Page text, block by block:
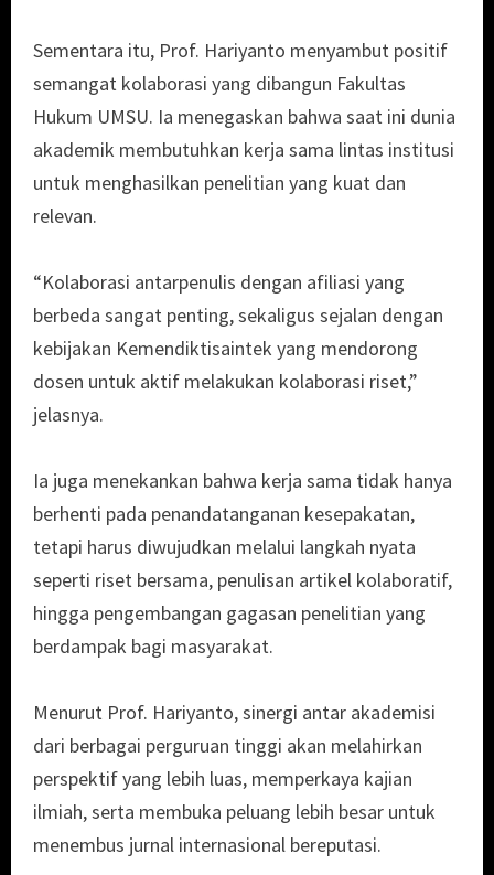
Sementara itu, Prof. Hariyanto menyambut positif
semangat kolaborasi yang dibangun Fakultas
Hukum UMSU. Ia menegaskan bahwa saat ini dunia
akademik membutuhkan kerja sama lintas institusi
untuk menghasilkan penelitian yang kuat dan
relevan.
“Kolaborasi antarpenulis dengan afiliasi yang
berbeda sangat penting, sekaligus sejalan dengan
kebijakan Kemendiktisaintek yang mendorong
dosen untuk aktif melakukan kolaborasi riset,”
jelasnya.
Ia juga menekankan bahwa kerja sama tidak hanya
berhenti pada penandatanganan kesepakatan,
tetapi harus diwujudkan melalui langkah nyata
seperti riset bersama, penulisan artikel kolaboratif,
hingga pengembangan gagasan penelitian yang
berdampak bagi masyarakat.
Menurut Prof. Hariyanto, sinergi antar akademisi
dari berbagai perguruan tinggi akan melahirkan
perspektif yang lebih luas, memperkaya kajian
ilmiah, serta membuka peluang lebih besar untuk
menembus jurnal internasional bereputasi.